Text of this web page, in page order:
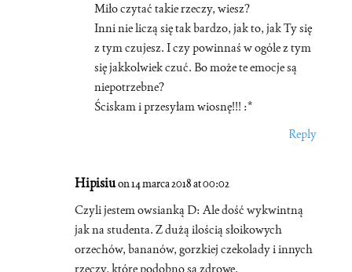
Miło czytać takie rzeczy, wiesz?
Inni nie liczą się tak bardzo, jak to, jak Ty się
z tym czujesz. I czy powinnaś w ogóle z tym
się jakkolwiek czuć. Bo może te emocje są
niepotrzebne?
Ściskam i przesyłam wiosnę!!! :*
Reply
Hipisiuon 14 marca 2018 at 00:02
Czyli jestem owsianką D: Ale dość wykwintną
jak na studenta. Z dużą ilością słoikowych
orzechów, bananów, gorzkiej czekolady i innych
rzeczy, które podobno są zdrowe.